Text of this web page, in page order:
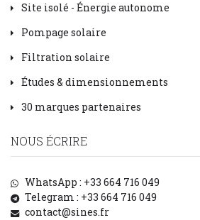
Site isolé - Énergie autonome
Pompage solaire
Filtration solaire
Études & dimensionnements
30 marques partenaires
NOUS ÉCRIRE
WhatsApp : +33 664 716 049
Telegram : +33 664 716 049
contact@sines.fr